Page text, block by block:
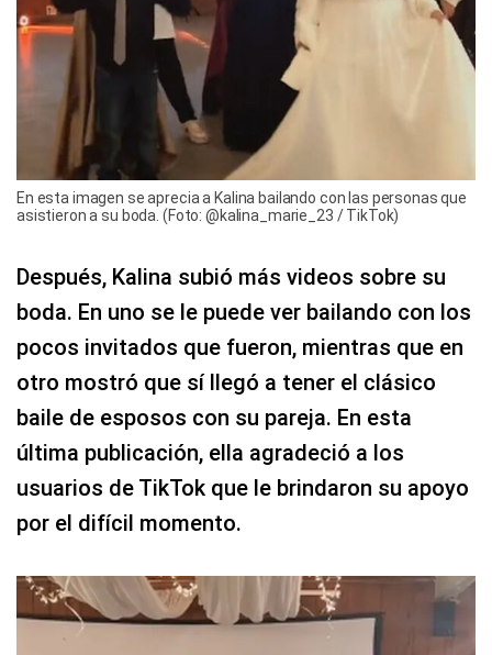
En esta imagen se aprecia a Kalina bailando con las personas que
asistieron a su boda. (Foto: @kalina_marie_23 / TikTok)
Después, Kalina subió más videos sobre su
boda. En uno se le puede ver bailando con los
pocos invitados que fueron, mientras que en
otro mostró que sí llegó a tener el clásico
baile de esposos con su pareja. En esta
última publicación, ella agradeció a los
usuarios de TikTok que le brindaron su apoyo
por el difícil momento.